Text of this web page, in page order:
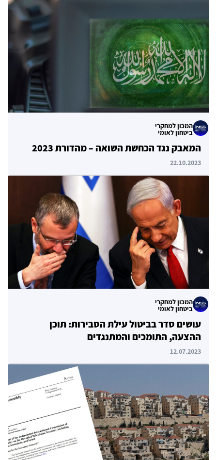
המכון למחקרי
ביטחון לאומי
המאבק נגד הכחשת השואה – מהדורת 2023
22.10.2023
המכון למחקרי
ביטחון לאומי
עושים סדר בביטול עילת הסבירות: תוכן
ההצעה, התומכים והמתנגדים
12.07.2023